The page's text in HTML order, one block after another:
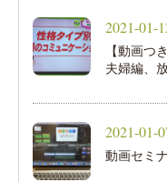
2021-01-
【動画つ
夫婦編、
2021-01-
動画セミ